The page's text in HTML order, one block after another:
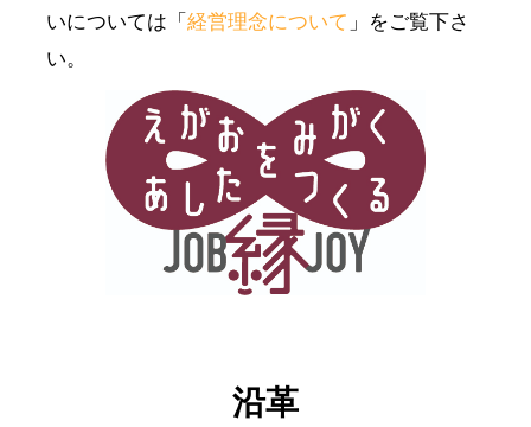
いについては「 経営理念について 」をご覧下さ
い。
沿革